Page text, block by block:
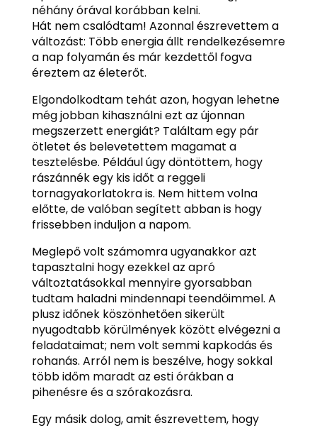
néhány órával korábban kelni.
Hát nem csalódtam! Azonnal észrevettem a
változást: Több energia állt rendelkezésemre
a nap folyamán és már kezdettől fogva
éreztem az életerőt.
Elgondolkodtam tehát azon, hogyan lehetne
még jobban kihasználni ezt az újonnan
megszerzett energiát? Találtam egy pár
ötletet és belevetettem magamat a
tesztelésbe. Például úgy döntöttem, hogy
rászánnék egy kis időt a reggeli
tornagyakorlatokra is. Nem hittem volna
előtte, de valóban segített abban is hogy
frissebben induljon a napom.
Meglepő volt számomra ugyanakkor azt
tapasztalni hogy ezekkel az apró
változtatásokkal mennyire gyorsabban
tudtam haladni mindennapi teendőimmel. A
plusz időnek köszönhetően sikerült
nyugodtabb körülmények között elvégezni a
feladataimat; nem volt semmi kapkodás és
rohanás. Arról nem is beszélve, hogy sokkal
több időm maradt az esti órákban a
pihenésre és a szórakozásra.
Egy másik dolog, amit észrevettem, hogy